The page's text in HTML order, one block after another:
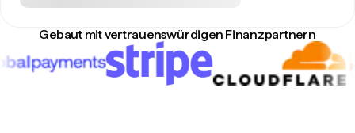
Gebaut mit vertrauenswürdigen Finanzpartnern